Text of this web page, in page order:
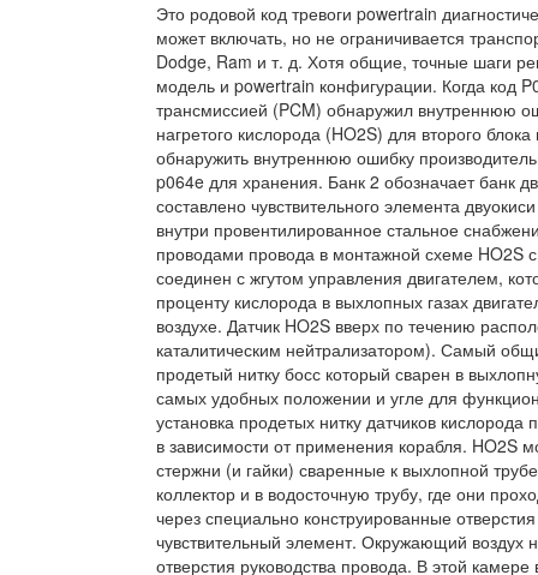
Это родовой код тревоги powertrain
может включать, но не ограничивается
Dodge, Ram и т. д. Хотя общие, точные шаги
модель и powertrain конфигурации. Когда код
трансмиссией (PCM) обнаружил внутреннюю
нагретого кислорода (HO2S) для второго
обнаружить внутреннюю ошибку
p064e для хранения. Банк 2 обозначает банк
составлено чувствительного элемента
внутри провентилированное стальное
проводами провода в монтажной схеме HO2S
соединен с жгутом управления двигателем,
проценту кислорода в выхлопных газах
воздухе. Датчик HO2S вверх по течению
каталитическим нейтрализатором). Самый
продетый нитку босс который сварен в
самых удобных положении и угле для
установка продетых нитку датчиков
в зависимости от применения корабля. HO2S
стержни (и гайки) сваренные к выхлопной
коллектор и в водосточную трубу, где они
через специально конструированные
чувствительный элемент. Окружающий воздух
отверстия руководства провода. В этой